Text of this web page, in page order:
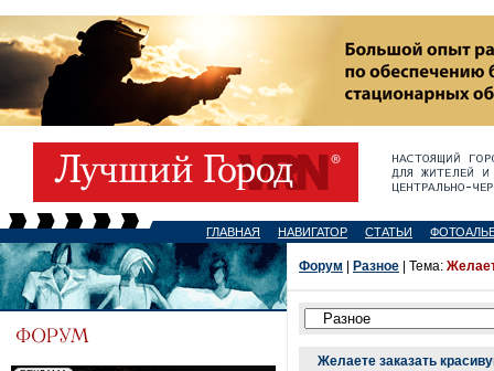
ГЛАВНАЯ НАВИГАТОР СТАТЬИ
Форум Разное | Тема:
Желаете заказать